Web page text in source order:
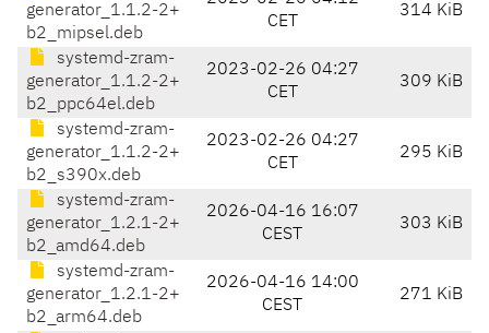
generator_1.1.2-2+
b2_mipsel.deb
CET
314 KiB
systemd-zram-
generator_1.1.2-2+
b2_ppc64el.deb
2023-02-26 04:27
CET
309 KiB
systemd-zram-
generator_1.1.2-2+
b2_s390x.deb
2023-02-26 04:27
CET
295 KiB
systemd-zram-
generator_1.2.1-2+
b2_amd64.deb
2026-04-16 16:07
CEST
303 KiB
systemd-zram-
generator_1.2.1-2+
b2_arm64.deb
2026-04-16 14:00
CEST
271 KiB